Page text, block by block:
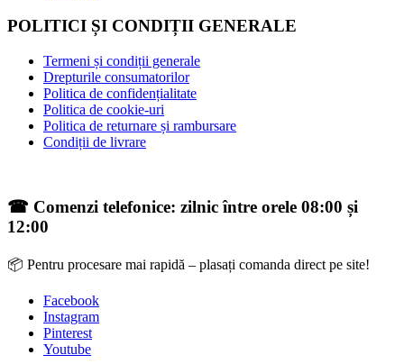
POLITICI ȘI CONDIȚII GENERALE
Termeni și condiții generale
Drepturile consumatorilor
Politica de confidențialitate
Politica de cookie-uri
Politica de returnare și rambursare
Condiții de livrare
☎ Comenzi telefonice: zilnic între orele 08:00 și
12:00
📦 Pentru procesare mai rapidă – plasați comanda direct pe site!
Facebook
Instagram
Pinterest
Youtube